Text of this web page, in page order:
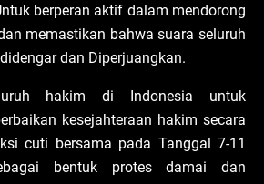
berperan aktif dalam mendorong
memastikan bahwa suara seluruh
dan Diperjuangkan.
hakim di Indonesia untuk
kesejahteraan hakim secara
cuti bersama pada Tanggal 7-11
bentuk protes damai dan